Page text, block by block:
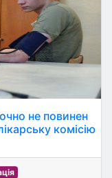
не повинен
комісію